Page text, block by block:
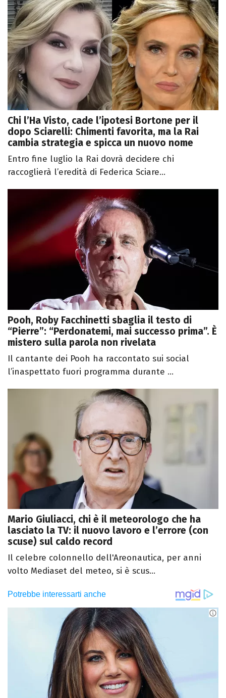
Chi l’Ha Visto, cade l’ipotesi Bortone per il
dopo Sciarelli: Chimenti favorita, ma la Rai
cambia strategia e spicca un nuovo nome
Entro fine luglio la Rai dovrà decidere chi
raccoglierà l’eredità di Federica Sciare...
Pooh, Roby Facchinetti sbaglia il testo di
“Pierre”: “Perdonatemi, mai successo prima”. È
mistero sulla parola non rivelata
Il cantante dei Pooh ha raccontato sui social
l’inaspettato fuori programma durante ...
Mario Giuliacci, chi è il meteorologo che ha
lasciato la TV: il nuovo lavoro e l’errore (con
scuse) sul caldo record
Il celebre colonnello dell'Areonautica, per anni
volto Mediaset del meteo, si è scus...